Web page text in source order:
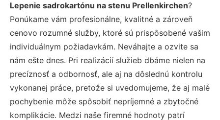
Lepenie sadrokartónu na stenu Prellenkirchen?
Ponúkame vám profesionálne, kvalitné a zároveň
cenovo rozumné služby, ktoré sú prispôsobené vašim
individuálnym požiadavkám. Neváhajte a ozvite sa
nám ešte dnes. Pri realizácií služieb dbáme nielen na
precíznosť a odbornosť, ale aj na dôslednú kontrolu
vykonanej práce, pretože si uvedomujeme, že aj malé
pochybenie môže spôsobiť nepríjemné a zbytočné
komplikácie. Medzi naše firemné hodnoty patrí